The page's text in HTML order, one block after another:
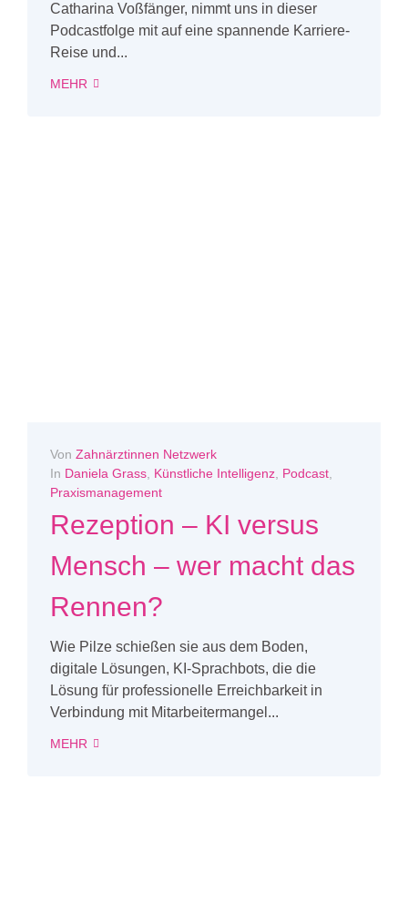
Catharina Voßfänger, nimmt uns in dieser
Podcastfolge mit auf eine spannende Karriere-
Reise und...
MEHR
Von Zahnärztinnen Netzwerk
In Daniela Grass, Künstliche Intelligenz, Podcast,
Praxismanagement
Rezeption – KI versus
Mensch – wer macht das
Rennen?
Wie Pilze schießen sie aus dem Boden,
digitale Lösungen, KI-Sprachbots, die die
Lösung für professionelle Erreichbarkeit in
Verbindung mit Mitarbeitermangel...
MEHR